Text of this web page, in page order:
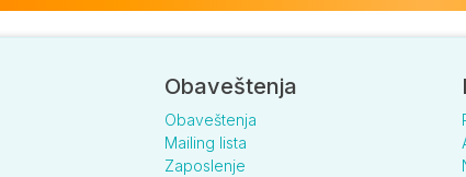
Obaveštenja
Obaveštenja
Mailing lista
Zaposlenje